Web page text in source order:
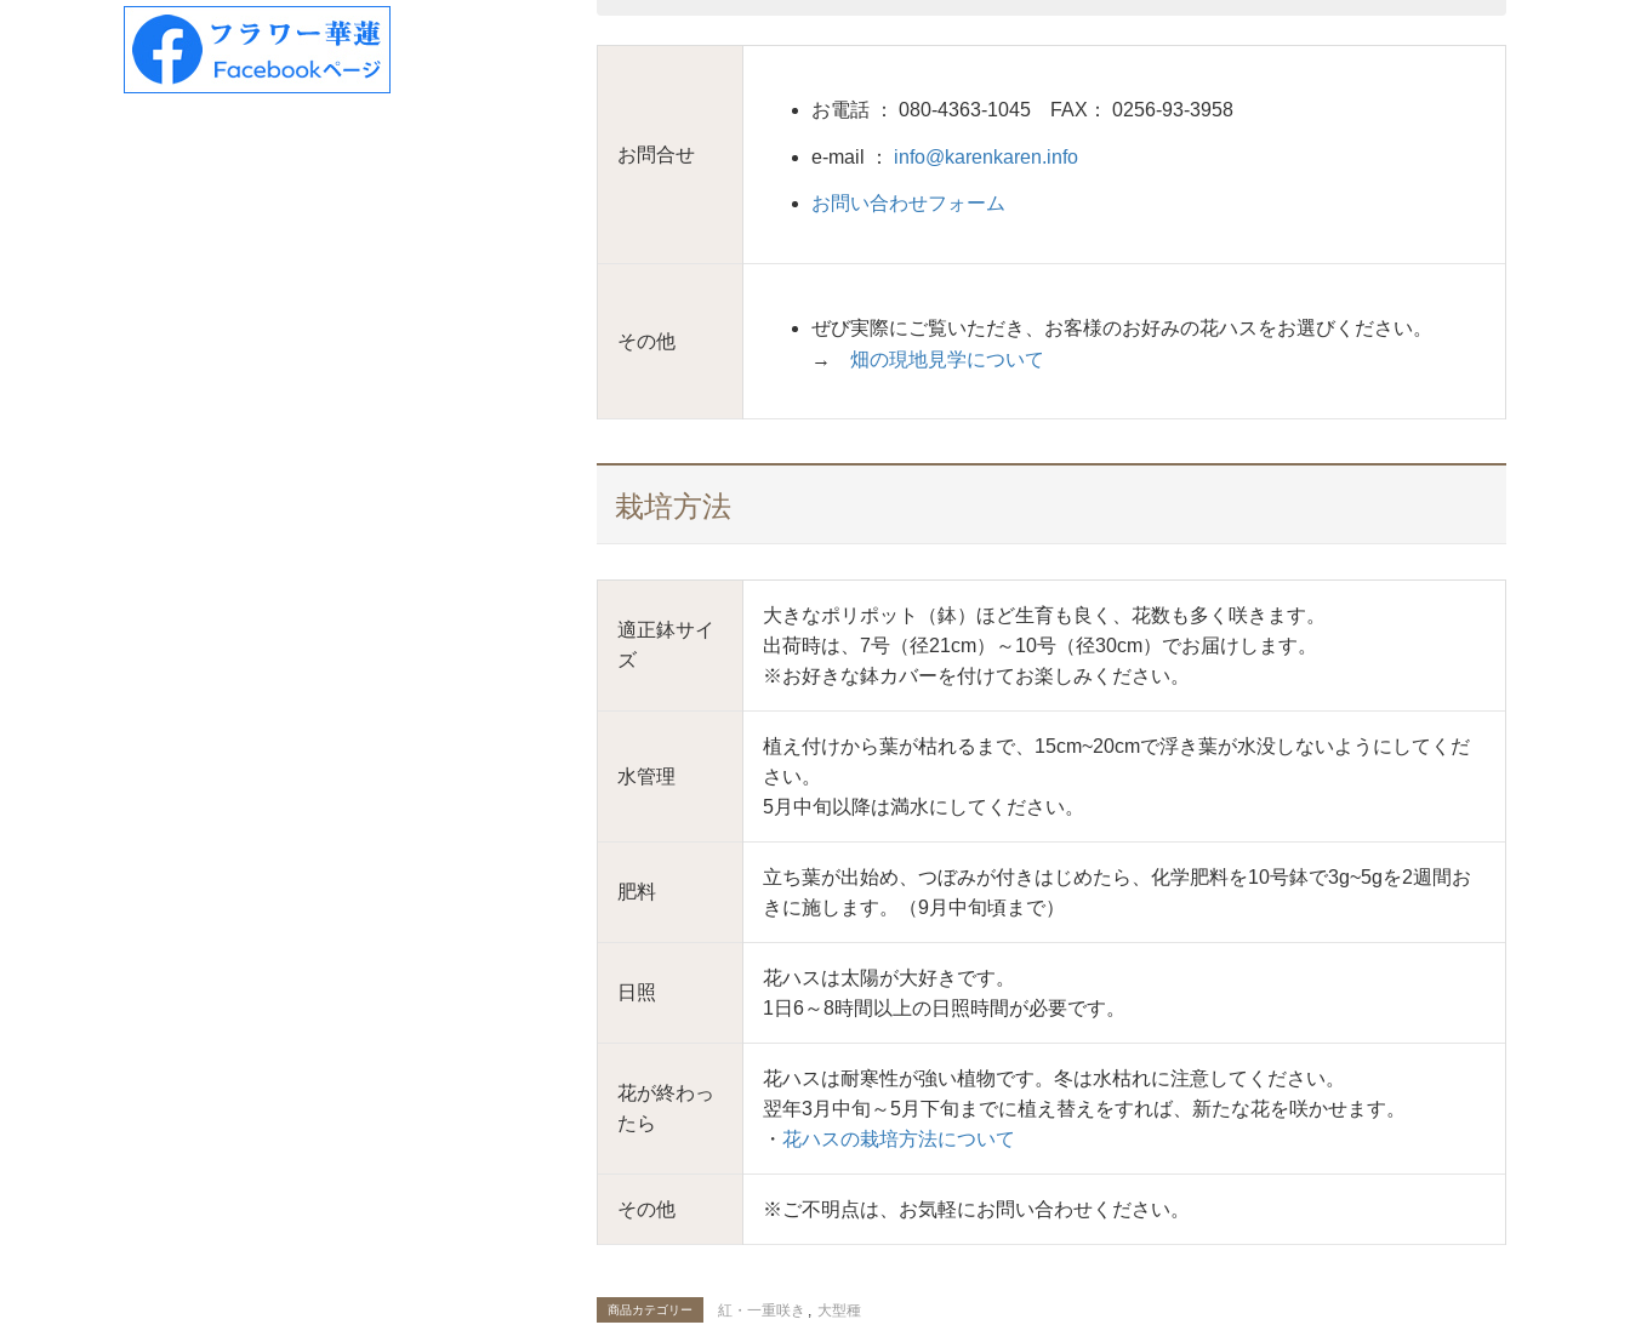
お問合せ
お電話 ： 080-4363-1045 FAX： 0256-93-3958
e-mail ： info@karenkaren.info
お問い合わせフォーム
その他
ぜび実際にご覧いただき、お客様のお好みの花ハスをお選びください。
→ 畑の現地見学について
栽培方法
適正鉢サイ
ズ
大きなポリポット（鉢）ほど生育も良く、花数も多く咲きます。
出荷時は、7号（径21cm）～10号（径30cm）でお届けします。
※お好きな鉢カバーを付けてお楽しみください。
水管理
植え付けから葉が枯れるまで、15cm~20cmで浮き葉が水没しないようにしてくだ
さい。
5月中旬以降は満水にしてください。
肥料
立ち葉が出始め、つぼみが付きはじめたら、化学肥料を10号鉢で3g~5gを2週間お
きに施します。（9月中旬頃まで）
日照
花ハスは太陽が大好きです。
1日6～8時間以上の日照時間が必要です。
花が終わっ
たら
花ハスは耐寒性が強い植物です。冬は水枯れに注意してください。
翌年3月中旬～5月下旬までに植え替えをすれば、新たな花を咲かせます。
・ 花ハスの栽培方法について
その他 ※ご不明点は、お気軽にお問い合わせください。
商品カテゴリー 紅・一重咲き 大型種